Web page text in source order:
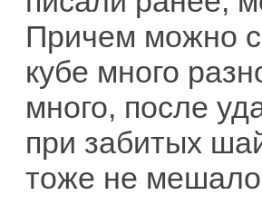
Причем можно
кубе много
много, после
при забитых
тоже не мешало